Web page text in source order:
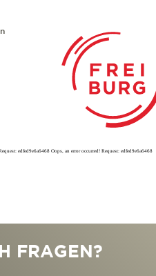
edfed9e6a6468 Oops, an error occurred! Request: edfed9e6a6468
FRAGEN?